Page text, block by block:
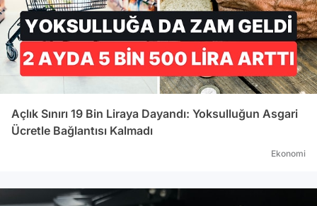
Açlık Sınırı 19 Bin Liraya Dayandı: Yoksulluğun Asgari
Ücretle Bağlantısı Kalmadı
Ekonomi